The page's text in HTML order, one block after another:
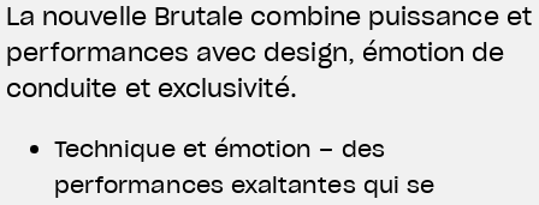
La nouvelle Brutale combine puissance et
performances avec design, émotion de
conduite et exclusivité.
Technique et émotion – des
performances exaltantes qui se